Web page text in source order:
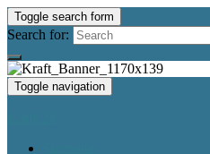
Toggle search form
Search for:
Toggle navigation